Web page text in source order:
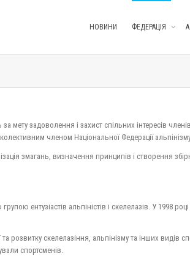
НОВИНИ ФЕДЕРАЦІЯ
мету задоволення і захист спільних інтересів
членом Національної Федерації
змагань, визначення принципів і створення
ентузіастів альпіністів і скелелазів. У 1998
розвитку скелелазіння, альпінізму та інших видів
спортсменів.